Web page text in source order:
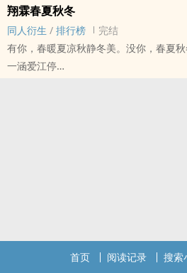
骨科。两个病娇的爱情故事。
改自同名日漫，侵删
OE - 现代 - 狗血 - 黑道
强强
翔霖春夏秋冬
同人衍生 / 排行榜
完结
有你，春暖夏凉秋静冬美。没你，春夏秋
一涵爱江停
首页 阅读记录 搜索